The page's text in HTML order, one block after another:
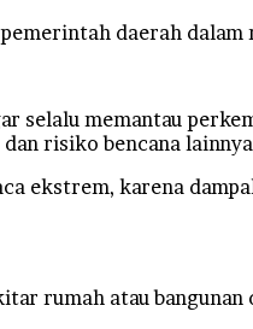
daerah
selalu memantau
risiko bencana
ekstrem, karena
rumah atau